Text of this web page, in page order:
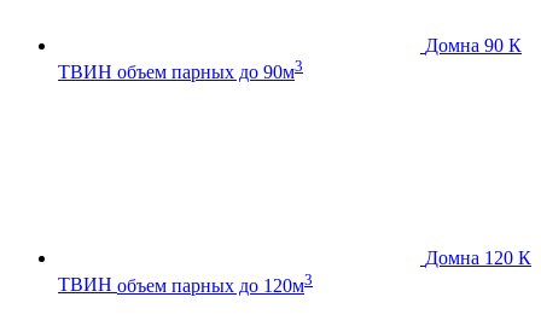
Домна 90 К
ТВИН объем парных до 90м3
Домна 120 К
ТВИН объем парных до 120м3